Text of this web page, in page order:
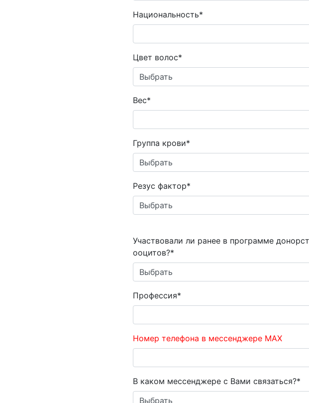
Национальность*
Цвет волос*
Вес*
Группа крови*
Резус фактор*
Участвовали ли ранее в программе
ооцитов?*
Профессия*
Номер телефона в мессенджере MAX
В каком мессенджере с Вами связаться?*